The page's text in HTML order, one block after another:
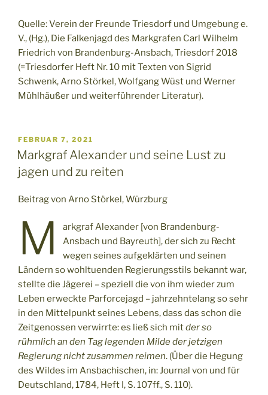
Quelle: Verein der Freunde Triesdorf und Umgebung e.
V., (Hg.), Die Falkenjagd des Markgrafen Carl Wilhelm
Friedrich von Brandenburg-Ansbach, Triesdorf 2018
(=Triesdorfer Heft Nr. 10 mit Texten von Sigrid
Schwenk, Arno Störkel, Wolfgang Wüst und Werner
Mühlhäußer und weiterführender Literatur).
VERÖFFENTLICHT
AM
FEBRUAR 7, 2021
Markgraf Alexander und seine Lust zu
jagen und zu reiten
Beitrag von Arno Störkel, Würzburg
M
arkgraf Alexander [von Brandenburg-
Ansbach und Bayreuth], der sich zu Recht
wegen seines aufgeklärten und seinen
Ländern so wohltuenden Regierungsstils bekannt war,
stellte die Jägerei – speziell die von ihm wieder zum
Leben erweckte Parforcejagd – jahrzehntelang so sehr
in den Mittelpunkt seines Lebens, dass das schon die
Zeitgenossen verwirrte: es ließ sich mitder so
rühmlich an den Tag legenden Milde der jetzigen
Regierung nicht zusammen reimen. (Über die Hegung
des Wildes im Ansbachischen, in: Journal von und für
Deutschland, 1784, Heft I, S. 107ff., S. 110).